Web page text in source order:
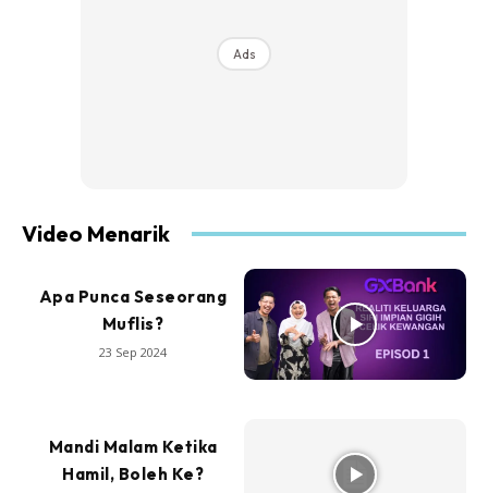
Ads
Video Menarik
Apa Punca Seseorang
Muflis?
23 Sep 2024
Mandi Malam Ketika
Hamil, Boleh Ke?